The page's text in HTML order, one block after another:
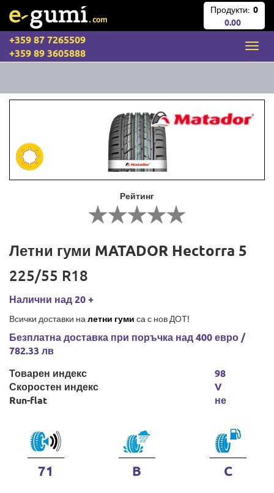
Продукти: 0
0.00
+359 87 7265509
+359 89 3605888
Рейтинг
Летни гуми MATADOR Hectorra 5
225/55 R18
Налични над 20 +
Всички доставки на летни гуми са с нов ДОТ!
Безплатна доставка при поръчка над 400 евро /
782.33 лв
Товарен индекс
Скоростен индекс
Run-flat
98
V
не
71 B C